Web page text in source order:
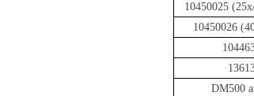
10450025
10450026
DM500